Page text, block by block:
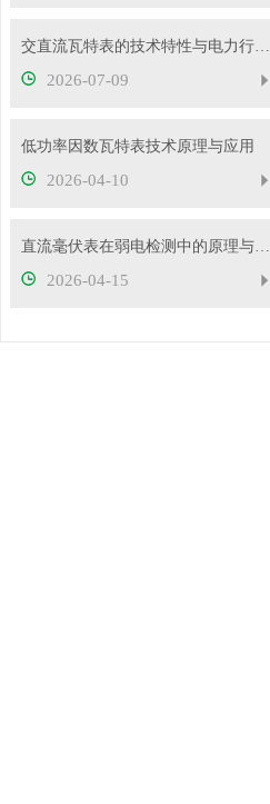
交直流瓦特表的技术特性与电力行业应用实践
2026-07-09
低功率因数瓦特表技术原理与应用
2026-04-10
直流毫伏表在弱电检测中的原理与性能优势
2026-04-15